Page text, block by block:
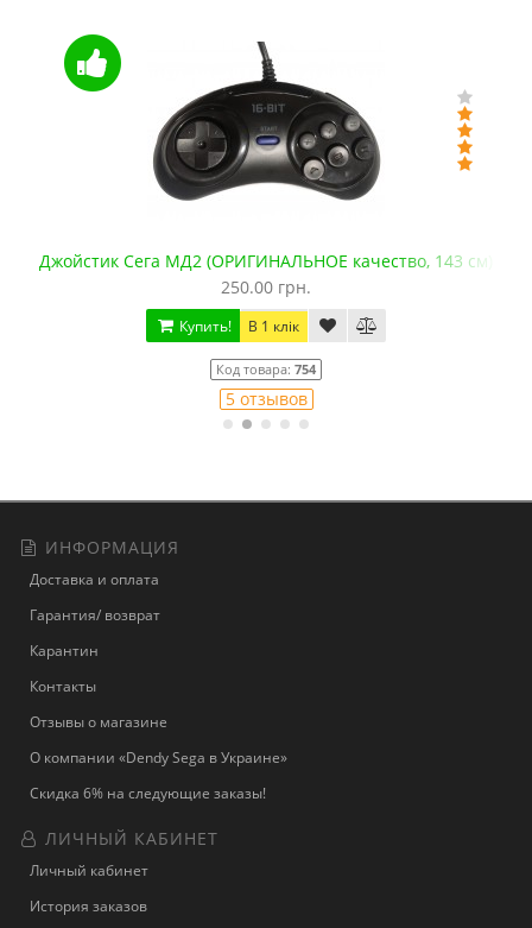
Джойстик Сега МД2 (ОРИГИНАЛЬНОЕ качество, 143 см)
250.00 грн.
Купить! В 1 клік
Код товара: 754
5 отзывов
ИНФОРМАЦИЯ
Доставка и оплата
Гарантия/ возврат
Карантин
Контакты
Отзывы о магазине
О компании «Dendy Sega в Украине»
Скидка 6% на следующие заказы!
ЛИЧНЫЙ КАБИНЕТ
Личный кабинет
История заказов